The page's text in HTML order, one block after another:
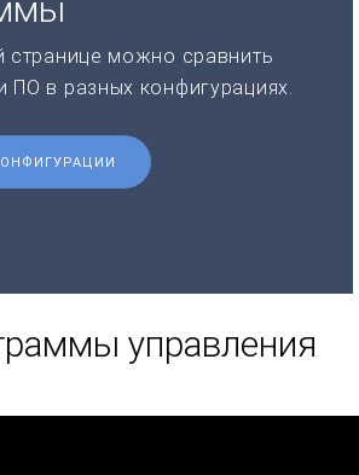
странице можно сравнить
ПО в разных конфигурациях.
управления